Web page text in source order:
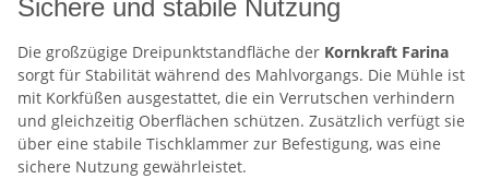
Sichere und stabile Nutzung
Die großzügige Dreipunktstandfläche der Kornkraft Farina
sorgt für Stabilität während des Mahlvorgangs. Die Mühle ist
mit Korkfüßen ausgestattet, die ein Verrutschen verhindern
und gleichzeitig Oberflächen schützen. Zusätzlich verfügt sie
über eine stabile Tischklammer zur Befestigung, was eine
sichere Nutzung gewährleistet.